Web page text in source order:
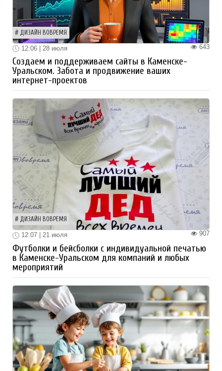
ДИЗАЙН ВОВРЕМЯ
643
12:06 | 28 июля
Создаем и поддерживаем сайты в Каменске-
Уральском. Забота и продвижение ваших
интернет-проектов
ДИЗАЙН ВОВРЕМЯ
907
12:07 | 21 июля
Футболки и бейсболки с индивидуальной печатью
в Каменске-Уральском для компаний и любых
мероприятий